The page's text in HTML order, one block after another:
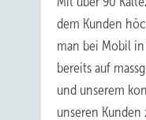
dem Kunden
man bei Mobil
bereits auf
und unserem
unseren